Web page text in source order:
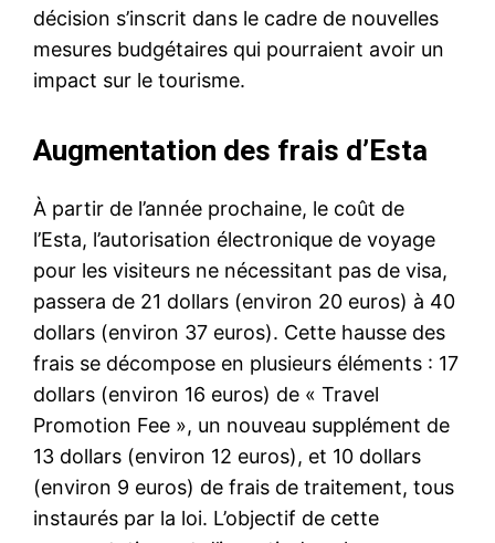
décision s’inscrit dans le cadre de nouvelles
mesures budgétaires qui pourraient avoir un
impact sur le tourisme.
Augmentation des frais d’Esta
À partir de l’année prochaine, le coût de
l’Esta, l’autorisation électronique de voyage
pour les visiteurs ne nécessitant pas de visa,
passera de 21 dollars (environ 20 euros) à 40
dollars (environ 37 euros). Cette hausse des
frais se décompose en plusieurs éléments : 17
dollars (environ 16 euros) de « Travel
Promotion Fee », un nouveau supplément de
13 dollars (environ 12 euros), et 10 dollars
(environ 9 euros) de frais de traitement, tous
instaurés par la loi. L’objectif de cette